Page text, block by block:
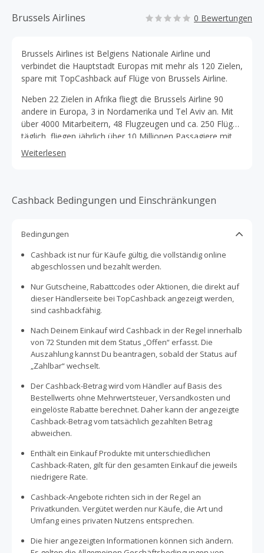
Brussels Airlines 0 Bewertungen
Brussels Airlines ist Belgiens Nationale Airline und
verbindet die Hauptstadt Europas mit mehr als 120 Zielen,
spare mit TopCashback auf Flüge von Brussels Airline.
Neben 22 Zielen in Afrika fliegt die Brussels Airline 90
andere in Europa, 3 in Nordamerika und Tel Aviv an. Mit
über 4000 Mitarbeitern, 48 Flugzeugen und ca. 250 Flügen
täglich, fliegen jährlich über 10 Millionen Passagiere mit
Brussels Airline. Brussels Airline hat es sich zum Ziel
gemacht die persönlichste Airline zu werden, Menschen
besten Service und jährlich wechselnden belgischen
Brussels Airline zu 100% der Deutschen Lufthansa AG.
Member. Buche außerdem Deinen Mietwagen für den
Urlaub oder die Geschäftsreise, über Brussels Airline oder
genieße vor dem Abflug die Services und die
Gastfreundschaft der Lounges von Brussels Airline. Hier
verkürzt Du Dir die Wartezeit mit kostenlosen Drinks,
Gelegenheit, vor Deinem Abflug noch ein gutes Glas
Wein, ein erfrischendes belgisches Bier oder einen
Softdrink zu geniessen . Wenn Du bei uns über "Cashback
jetzt erhalten" auf die Online Seite von Brussels Airlines
gehst, sparst Du bares Geld bei Deinem nächsten Flug!
Weiterlesen
Cashback Bedingungen und Einschränkungen
Bedingungen
Cashback ist nur für Käufe gültig, die vollständig online
abgeschlossen und bezahlt werden.
Nur Gutscheine, Rabattcodes oder Aktionen, die direkt auf
dieser Händlerseite bei TopCashback angezeigt werden,
sind cashbackfähig.
Nach Deinem Einkauf wird Cashback in der Regel innerhalb
von 72 Stunden mit dem Status „Offen“ erfasst. Die
Auszahlung kannst Du beantragen, sobald der Status auf
„Zahlbar“ wechselt.
Der Cashback-Betrag wird vom Händler auf Basis des
Bestellwerts ohne Mehrwertsteuer, Versandkosten und
eingelöste Rabatte berechnet. Daher kann der angezeigte
Cashback-Betrag vom tatsächlich gezahlten Betrag
abweichen.
Enthält ein Einkauf Produkte mit unterschiedlichen
Cashback-Raten, gilt für den gesamten Einkauf die jeweils
niedrigere Rate.
Cashback-Angebote richten sich in der Regel an
Privatkunden. Vergütet werden nur Käufe, die Art und
Umfang eines privaten Nutzens entsprechen.
Die hier angezeigten Informationen können sich ändern.